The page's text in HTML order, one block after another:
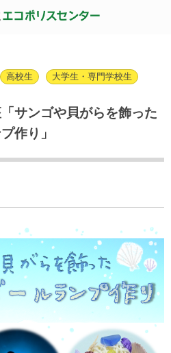
高校生
大学生・専門学校生
サンゴや貝がらを飾った
作り」